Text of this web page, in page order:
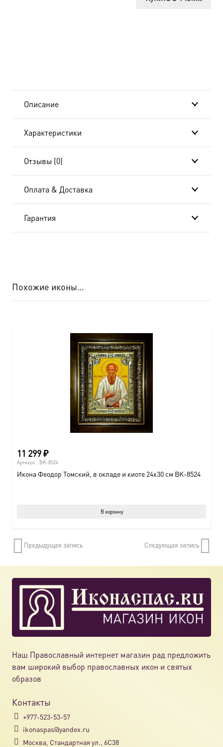
коробке
Описание
Характеристики
Отзывы (0)
Оплата & Доставка
Гарантия
Похожие иконы…
11 299₽
Артикул: BK-8524
Икона Феодор Томский, в окладе и киоте 24х30 см BK-8524
В корзину
Предыдущая запись Следующая запись
Наш Православный интернет магазин рад предложить
вам широкий выбор православных икон и святых
образов
Контакты
+977-523-53-57
ikonaspas@yandex.ru
Москва, Стандартная ул., 6С38